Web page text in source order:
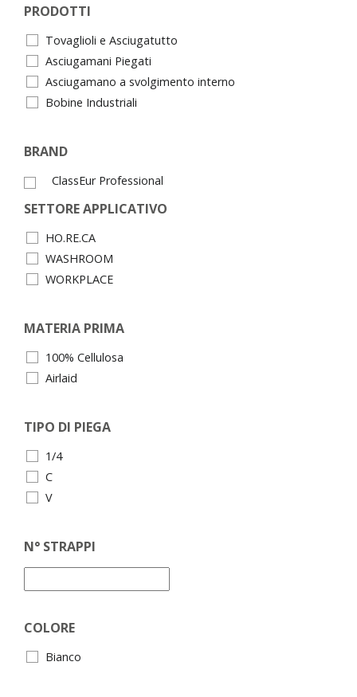
PRODOTTI
Tovaglioli e Asciugatutto
Asciugamani Piegati
Asciugamano a svolgimento interno
Bobine Industriali
BRAND
ClassEur Professional
SETTORE APPLICATIVO
HO.RE.CA
WASHROOM
WORKPLACE
MATERIA PRIMA
100% Cellulosa
Airlaid
TIPO DI PIEGA
1/4
C
V
N° STRAPPI
COLORE
Bianco